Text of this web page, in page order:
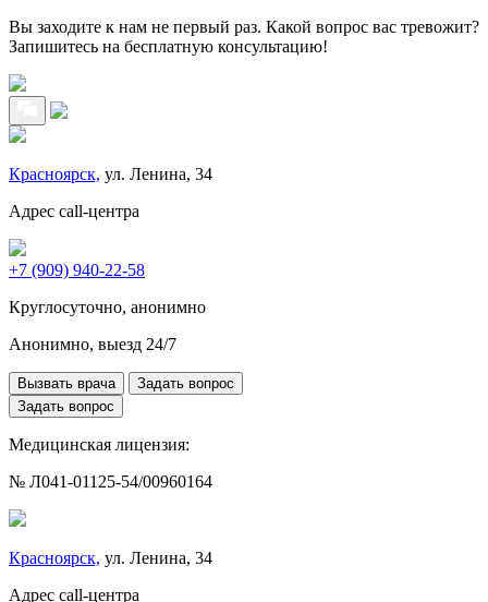
Вы заходите к нам не первый раз. Какой вопрос вас тревожит?
Запишитесь на бесплатную консультацию!
Красноярск, ул. Ленина, 34
Адрес call-центра
+7 (909) 940-22-58
Круглосуточно, анонимно
Анонимно, выезд 24/7
Вызвать врача
Задать вопрос
Задать вопрос
Медицинская лицензия:
№ Л041-01125-54/00960164
Красноярск, ул. Ленина, 34
Адрес call-центра